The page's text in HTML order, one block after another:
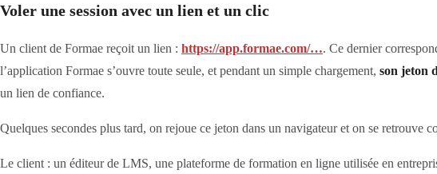
Voler une session avec un lien et un clic
Un client de Formae reçoit un lien : https://app.formae.com/…. Ce dernier
l’application Formae s’ouvre toute seule, et pendant un simple chargement, son jeton
un lien de confiance.
Quelques secondes plus tard, on rejoue ce jeton dans un navigateur et on se retrouve
Le client : un éditeur de LMS, une plateforme de formation en ligne utilisée en